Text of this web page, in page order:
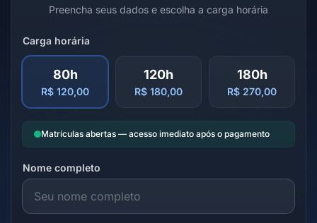
Preencha seus dados e escolha a carga horária
Carga horária
80h
R$ 120,00
120h
R$ 180,00
180h
R$ 270,00
Matrículas abertas — acesso imediato após o pagamento
Nome completo